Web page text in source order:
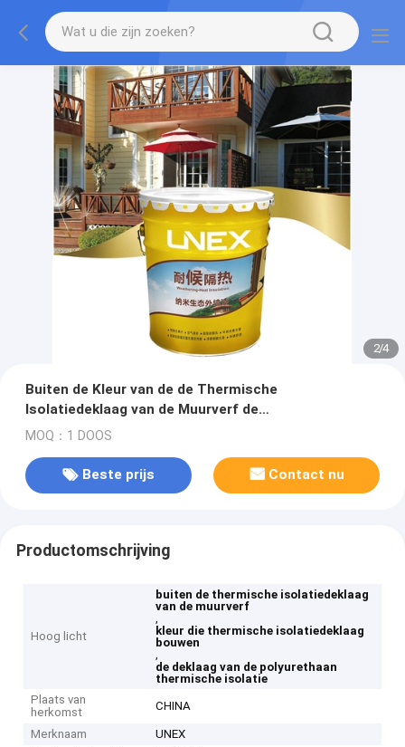
2/4
Buiten de Kleur van de de Thermische
Isolatiedeklaag van de Muurverf de
Bouwpolyurethaan
MOQ：1 DOOS
Beste prijs Contact nu
Productomschrijving
Hoog licht
buiten de thermische isolatiedeklaag
van de muurverf
,
kleur die thermische isolatiedeklaag
bouwen
,
de deklaag van de polyurethaan
thermische isolatie
Plaats van
herkomst
CHINA
Merknaam
UNEX